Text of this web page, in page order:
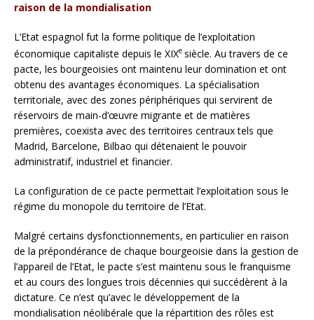
raison de la mondialisation
L’Etat espagnol fut la forme politique de l’exploitation
économique capitaliste depuis le XIXe siècle. Au travers de ce
pacte, les bourgeoisies ont maintenu leur domination et ont
obtenu des avantages économiques. La spécialisation
territoriale, avec des zones périphériques qui servirent de
réservoirs de main-d’œuvre migrante et de matières
premières, coexista avec des territoires centraux tels que
Madrid, Barcelone, Bilbao qui détenaient le pouvoir
administratif, industriel et financier.
La configuration de ce pacte permettait l’exploitation sous le
régime du monopole du territoire de l’Etat.
Malgré certains dysfonctionnements, en particulier en raison
de la prépondérance de chaque bourgeoisie dans la gestion de
l’appareil de l’Etat, le pacte s’est maintenu sous le franquisme
et au cours des longues trois décennies qui succédèrent à la
dictature. Ce n’est qu’avec le développement de la
mondialisation néolibérale que la répartition des rôles est